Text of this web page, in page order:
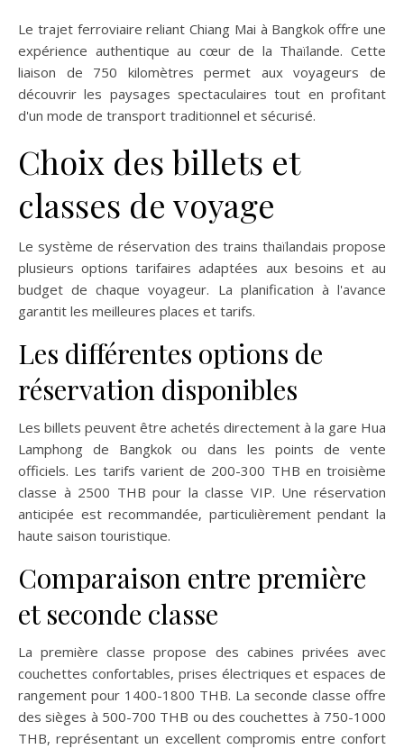
Le trajet ferroviaire reliant Chiang Mai à Bangkok offre une
expérience authentique au cœur de la Thaïlande. Cette
liaison de 750 kilomètres permet aux voyageurs de
découvrir les paysages spectaculaires tout en profitant
d'un mode de transport traditionnel et sécurisé.
Choix des billets et
classes de voyage
Le système de réservation des trains thaïlandais propose
plusieurs options tarifaires adaptées aux besoins et au
budget de chaque voyageur. La planification à l'avance
garantit les meilleures places et tarifs.
Les différentes options de
réservation disponibles
Les billets peuvent être achetés directement à la gare Hua
Lamphong de Bangkok ou dans les points de vente
officiels. Les tarifs varient de 200-300 THB en troisième
classe à 2500 THB pour la classe VIP. Une réservation
anticipée est recommandée, particulièrement pendant la
haute saison touristique.
Comparaison entre première
et seconde classe
La première classe propose des cabines privées avec
couchettes confortables, prises électriques et espaces de
rangement pour 1400-1800 THB. La seconde classe offre
des sièges à 500-700 THB ou des couchettes à 750-1000
THB, représentant un excellent compromis entre confort